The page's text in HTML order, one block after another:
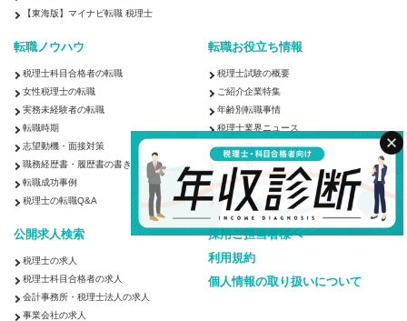
検索する クリア
【東海版】マイナビ転職 税理士
転職ノウハウ
税理士科目合格者の転職
女性税理士の転職
実務未経験者の転職
転職時期
志望動機・面接対策
職務経歴書・履歴書の書き方
転職成功事例
税理士の転職Q&A
転職お役立ち情報
税理士試験の概要
ご紹介企業特集
年齢別転職事情
税理士業界ニュース
個別転職相談会
年収診断
キャリア診断
ストレス診断
公開求人検索
税理士の求人
税理士科目合格者の求人
会計事務所・税理士法人の求人
事業会社の求人
採用ご担当者様へ
利用規約
個人情報の取り扱いについて